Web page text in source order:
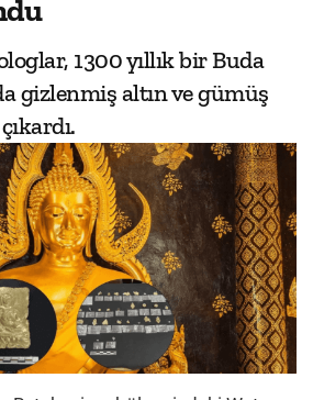
1300 yıllık bir Buda
gizlenmiş altın ve gümüş